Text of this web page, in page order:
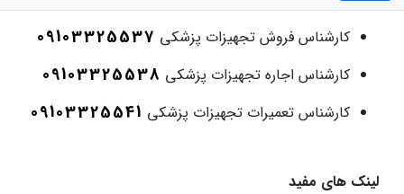
کارشناس فروش تجهیزات پزشکی 09103325537
کارشناس اجاره تجهیزات پزشکی 09103325538
کارشناس تعمیرات تجهیزات پزشکی 09103325541
لینک های مفید